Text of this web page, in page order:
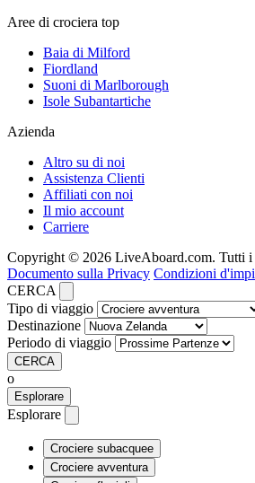
Aree di crociera top
Baia di Milford
Fiordland
Suoni di Marlborough
Isole Subantartiche
Azienda
Altro su di noi
Assistenza Clienti
Affiliati con noi
Il mio account
Carriere
Copyright © 2026 LiveAboard.com. Tutti i
Documento sulla Privacy Condizioni
CERCA
Tipo di viaggio
Destinazione
Periodo di viaggio
CERCA
o
Esplorare
Esplorare
Crociere subacquee
Crociere avventura